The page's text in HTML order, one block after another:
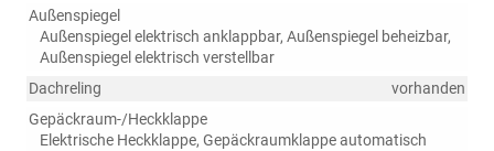
Außenspiegel
Außenspiegel elektrisch anklappbar, Außenspiegel beheizbar,
Außenspiegel elektrisch verstellbar
Dachreling
vorhanden
Gepäckraum-/Heckklappe
Elektrische Heckklappe, Gepäckraumklappe automatisch